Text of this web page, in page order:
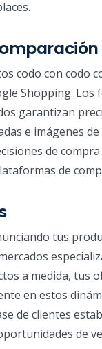
codo con codo
Shopping. Los
garantizan
e imágenes
de
de
tus
a medida, tus
en estos
de clientes
de